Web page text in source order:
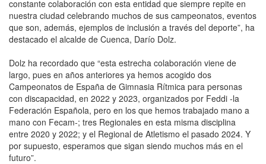
constante colaboración con esta entidad que siempre repite en
nuestra ciudad celebrando muchos de sus campeonatos, eventos
que son, además, ejemplos de inclusión a través del deporte”, ha
destacado el alcalde de Cuenca, Darío Dolz.
Dolz ha recordado que “esta estrecha colaboración viene de
largo, pues en años anteriores ya hemos acogido dos
Campeonatos de España de Gimnasia Rítmica para personas
con discapacidad, en 2022 y 2023, organizados por Feddi -la
Federación Española, pero en los que hemos trabajado mano a
mano con Fecam-; tres Regionales en esta misma disciplina
entre 2020 y 2022; y el Regional de Atletismo el pasado 2024. Y
por supuesto, esperamos que sigan siendo muchos más en el
futuro”.